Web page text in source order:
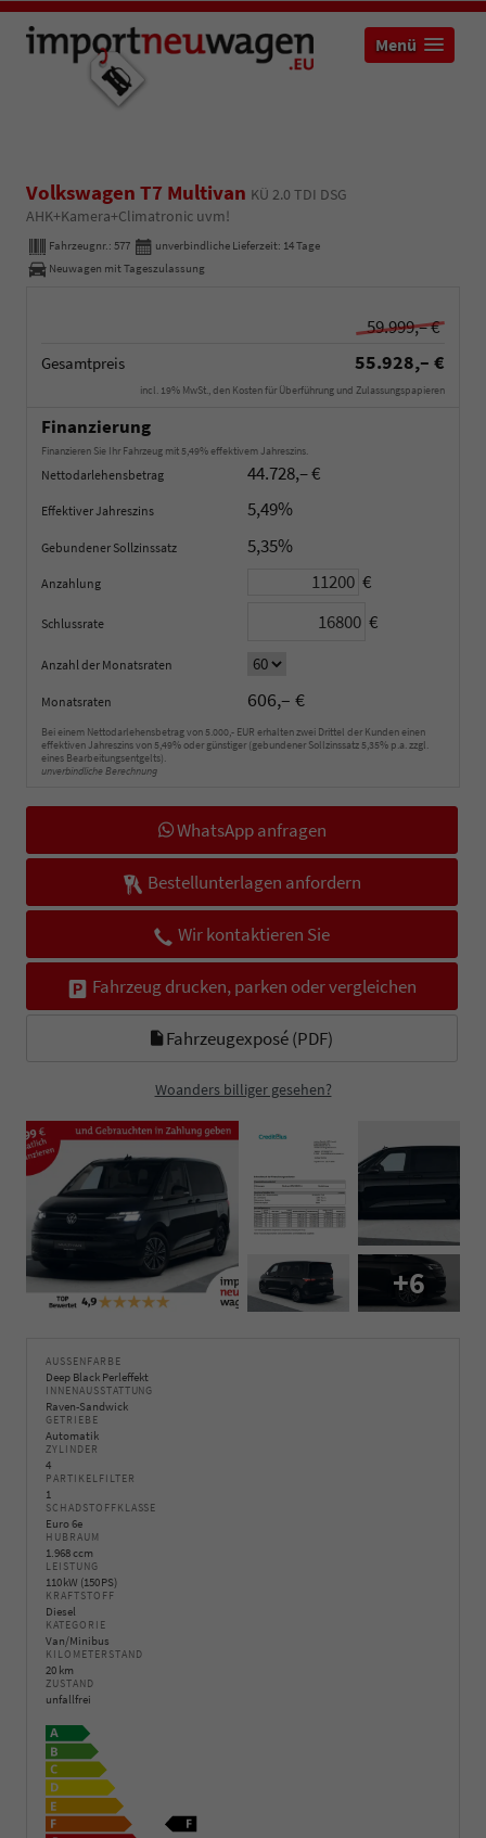
Menü
Volkswagen T7 Multivan KÜ 2.0 TDI DSG
AHK+Kamera+Climatronic uvm!
Fahrzeugnr.: 577 unverbindliche Lieferzeit: 14 Tage
Neuwagen mit Tageszulassung
59.999,– €
Gesamtpreis 55.928,– €
incl. 19% MwSt., den Kosten für Überführung und Zulassungspapieren
Finanzierung
Finanzieren Sie Ihr Fahrzeug mit 5,49% effektivem Jahreszins.
Nettodarlehensbetrag 44.728,– €
Effektiver Jahreszins 5,49%
Gebundener Sollzinssatz 5,35%
Anzahlung €
Schlussrate €
Anzahl der Monatsraten
Monatsraten 606,– €
Bei einem Nettodarlehensbetrag von 5.000,- EUR erhalten zwei Drittel der Kunden einen
effektiven Jahreszins von 5,49% oder günstiger (gebundener Sollzinssatz 5,35% p.a. zzgl.
eines Bearbeitungsentgelts).
unverbindliche Berechnung
WhatsApp anfragen
Bestellunterlagen anfordern
Wir kontaktieren Sie
Fahrzeug drucken, parken oder vergleichen
Fahrzeugexposé (PDF)
Woanders billiger gesehen?
+6
AUSSENFARBE
Deep Black Perleffekt
INNENAUSSTATTUNG
Raven-Sandwick
GETRIEBE
Automatik
ZYLINDER
4
PARTIKELFILTER
1
SCHADSTOFFKLASSE
Euro 6e
HUBRAUM
1.968 ccm
LEISTUNG
110 kW (150 PS)
KRAFTSTOFF
Diesel
KATEGORIE
Van/Minibus
KILOMETERSTAND
20 km
ZUSTAND
unfallfrei